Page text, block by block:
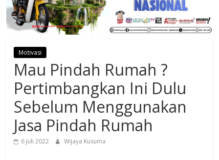
Motivasi
Mau Pindah Rumah ?
Pertimbangkan Ini Dulu
Sebelum Menggunakan
Jasa Pindah Rumah
6 Juli 2022 Wijaya Kusuma